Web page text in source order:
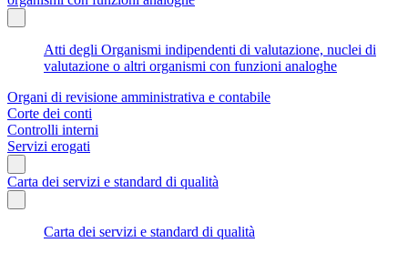
Atti degli Organismi indipendenti di valutazione, nuclei di
valutazione o altri organismi con funzioni analoghe
Organi di revisione amministrativa e contabile
Corte dei conti
Controlli interni
Servizi erogati
Carta dei servizi e standard di qualità
Carta dei servizi e standard di qualità